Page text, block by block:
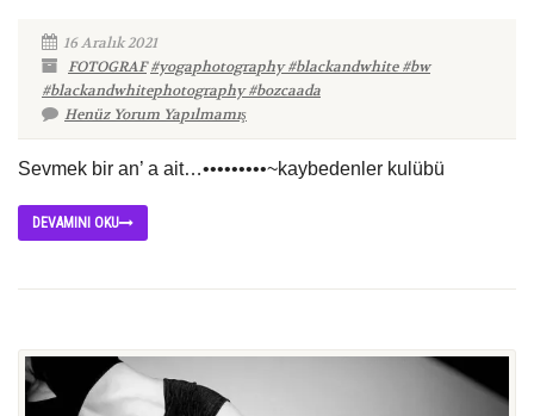
16 Aralık 2021
FOTOGRAF #yogaphotography #blackandwhite #bw
#blackandwhitephotography #bozcaada
Henüz Yorum Yapılmamış
Sevmek bir an’ a ait…•••••••••~kaybedenler kulübü
DEVAMINI OKU